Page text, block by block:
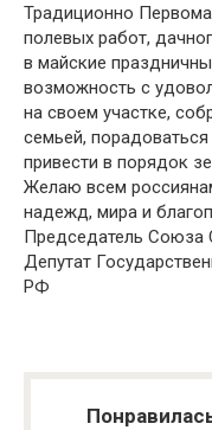
Традиционно
полевых работ,
в майские
возможность с
на своем участке,
семьей,
привести в порядок
Желаю всем
надежд, мира и
Председатель Союза
Депутат
РФ Олег